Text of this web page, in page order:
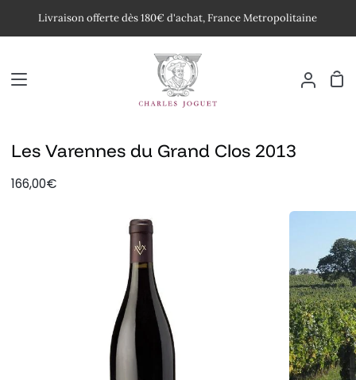
Livraison offerte dès 180€ d'achat, France Metropolitaine
Mon
Les Varennes du Grand Clos 2013
166,00€